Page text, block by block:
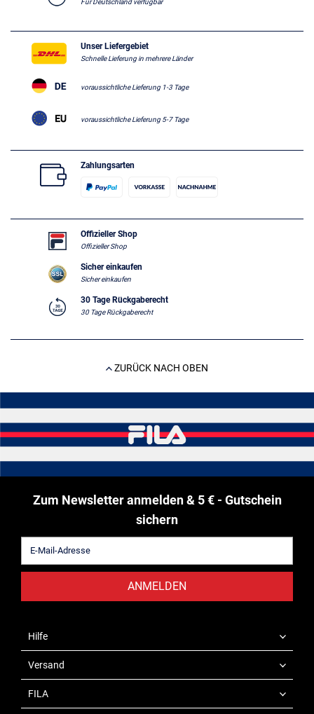
Für Deutschland verfügbar
Unser Liefergebiet
Schnelle Lieferung in mehrere Länder
voraussichtliche Lieferung 1-3 Tage
voraussichtliche Lieferung 5-7 Tage
Zahlungsarten
Offizieller Shop
Offizieller Shop
Sicher einkaufen
Sicher einkaufen
30 Tage Rückgaberecht
30 Tage Rückgaberecht
ZURÜCK NACH OBEN
Zum Newsletter anmelden & 5 € - Gutschein
sichern
ANMELDEN
Hilfe
Versand
FILA